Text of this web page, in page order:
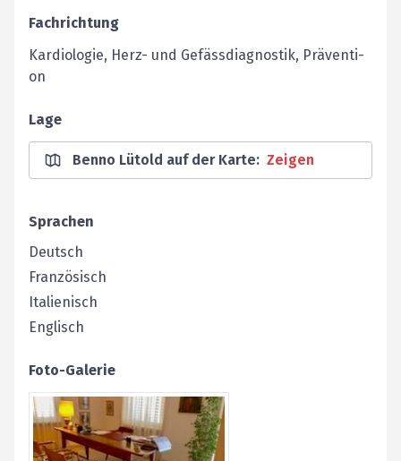
Fachrichtung
Kardiologie, Herz- und Ge­fäss­dia­gnos­tik, Präven­ti­
on
Lage
Benno Lütold auf der Karte: Zeigen
Sprachen
Deutsch
Französisch
Italienisch
Englisch
Foto-Galerie